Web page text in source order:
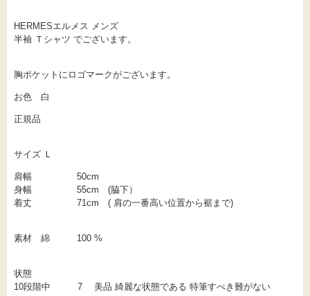
HERMESエルメス メンズ
半袖 Ｔシャツ でございます。
胸ポケットにロゴマークがございます。
お色 白
正規品
サイズ Ｌ
肩幅 50cm
身幅 55cm (脇下）
着丈 71cm ( 肩の一番高い位置から裾まで)
素材 綿 100 %
状態
10段階中 7 美品 綺麗な状態である 特筆すべき難がない